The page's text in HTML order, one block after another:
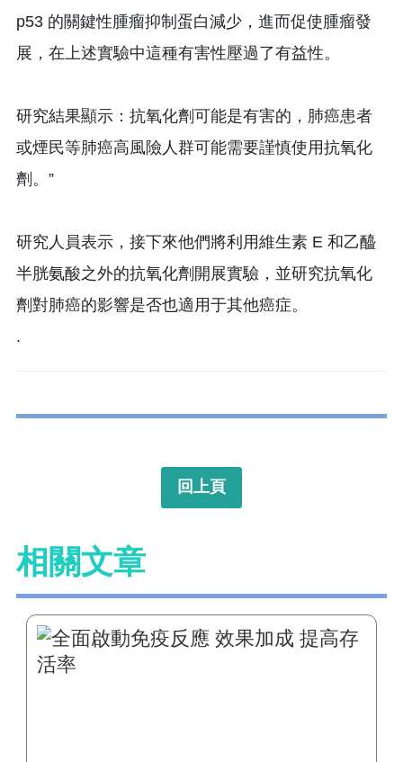
p53 的關鍵性腫瘤抑制蛋白減少，進而促使腫瘤發
展，在上述實驗中這種有害性壓過了有益性。
研究結果顯示：抗氧化劑可能是有害的，肺癌患者
或煙民等肺癌高風險人群可能需要謹慎使用抗氧化
劑。”
研究人員表示，接下來他們將利用維生素 E 和乙醯
半胱氨酸之外的抗氧化劑開展實驗，並研究抗氧化
劑對肺癌的影響是否也適用于其他癌症。
.
回上頁
相關文章